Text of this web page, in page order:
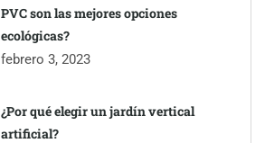
PVC son las mejores opciones
ecológicas?
febrero 3, 2023
¿Por qué elegir un jardín vertical
artificial?